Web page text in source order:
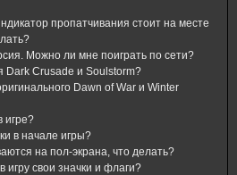
пропатчивания стоит на месте
Можно ли мне поиграть по сети?
Dark Crusade и Soulstorm?
Dawn of War и Winter
игре?
в начале игры?
на пол-экрана, что делать?
игру свои значки и флаги?